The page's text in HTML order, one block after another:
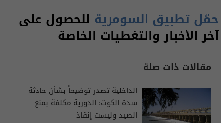
حمّل تطبيق السومرية للحصول على
آخر الأخبار والتغطيات الخاصة
مقالات ذات صلة
الداخلية تصدر توضيحاً بشأن حادثة
سدة الكوت: الدورية مكلفة بمنع
الصيد وليست إنقاذ